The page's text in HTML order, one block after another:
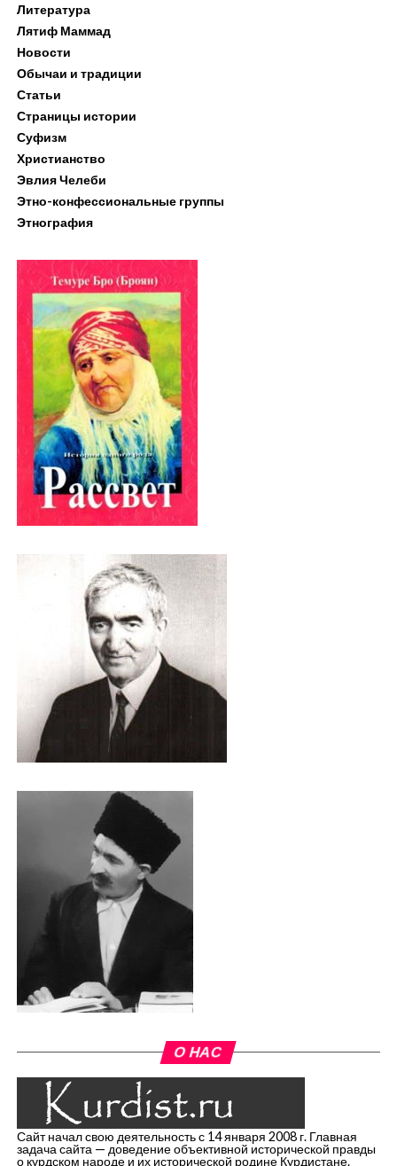
Литература
Лятиф Маммад
Новости
Обычаи и традиции
Статьи
Страницы истории
Суфизм
Христианство
Эвлия Челеби
Этно-конфессиональные группы
Этнография
О НАС
Сайт начал свою деятельность с 14 января 2008 г. Главная
задача сайта — доведение объективной исторической правды
о курдском народе и их исторической родине Курдистане.